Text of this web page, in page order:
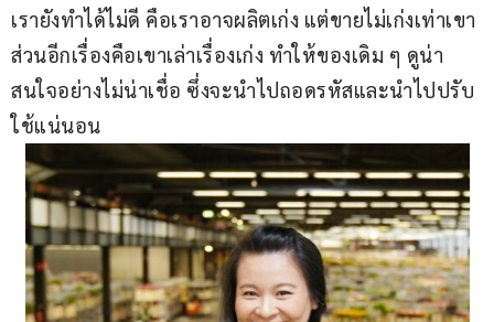
เรายังทำได้ไม่ดี คือเราอาจผลิตเก่ง แต่ขายไม่เก่งเท่าเขา
ส่วนอีกเรื่องคือเขาเล่าเรื่องเก่ง ทำให้ของเดิม ๆ ดูน่า
สนใจอย่างไม่น่าเชื่อ ซึ่งจะนำไปถอดรหัสและนำไปปรับ
ใช้แน่นอน